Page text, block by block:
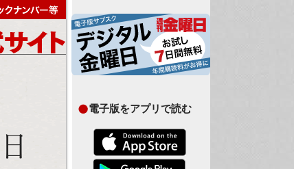
日
電子版をアプリで読む